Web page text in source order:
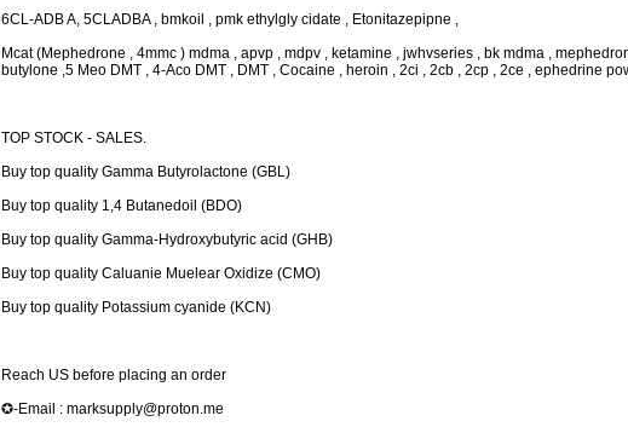
6CL-ADB A, 5CLADBA , bmkoil , pmk ethylgly cidate , Etonitazepipne ,
Mcat (Mephedrone , 4mmc ) mdma , apvp , mdpv , ketamine , jwhvseries , bk mdma ,
butylone ,5 Meo DMT , 4-Aco DMT , DMT , Cocaine , heroin , 2ci , 2cb , 2cp , 2ce , ephedrine
TOP STOCK - SALES.
Buy top quality Gamma Butyrolactone (GBL)
Buy top quality 1,4 Butanedoil (BDO)
Buy top quality Gamma-Hydroxybutyric acid (GHB)
Buy top quality Caluanie Muelear Oxidize (CMO)
Buy top quality Potassium cyanide (KCN)
Reach US before placing an order
✪-Email : marksupply@proton.me